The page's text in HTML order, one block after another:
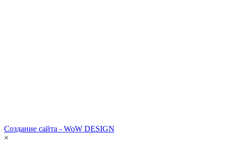
Создание сайта - WoW DESIGN
×